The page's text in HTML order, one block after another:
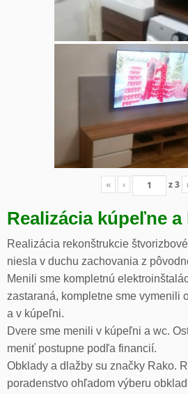
« ‹ z3
Realizácia kúpeľne
Realizácia rekonštrukcie
niesla v duchu zachovania z
Menili sme kompletnú
zastaraná, kompletne sme vymenili
a v kúpeľni.
Dvere sme menili v kúpeľni a wc.
meniť postupne podľa financií.
Obklady a dlažby su značky Rako.
poradenstvo ohľadom výberu